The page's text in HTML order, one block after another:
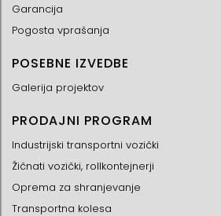
Garancija
Pogosta vprašanja
POSEBNE IZVEDBE
Galerija projektov
PRODAJNI PROGRAM
Industrijski transportni vozički
Žičnati vozički, rollkontejnerji
Oprema za shranjevanje
Transportna kolesa